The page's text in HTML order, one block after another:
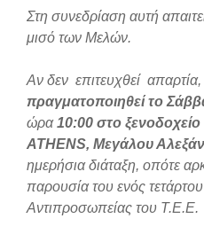
Στη συνεδρίαση αυτή
μισό των Μελών.
Αν δεν επιτευχθεί απαρτία,
πραγματοποιηθεί το
ώρα10:00 στο ξενοδοχείο
ATHENS, Μεγάλου
ημερήσια διάταξη, οπότε
παρουσία του ενός
Αντιπροσωπείας του Τ.Ε.Ε.